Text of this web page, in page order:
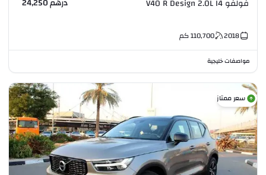
فولفو V40 R Design 2.0L I4 درهم 24,250
2018
110,700كم
مواصفات خليجية
سعر ممتاز